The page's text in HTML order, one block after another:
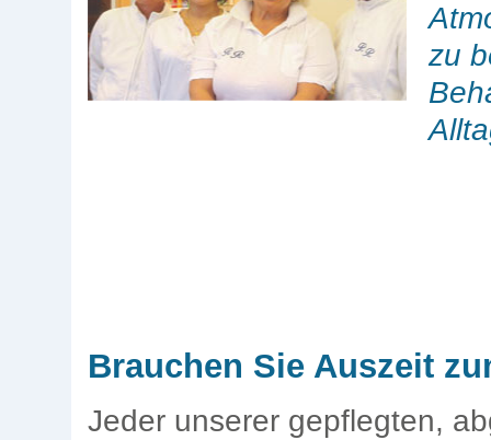
zu
Brauchen Sie Auszeit
Jeder unserer gepflegten,